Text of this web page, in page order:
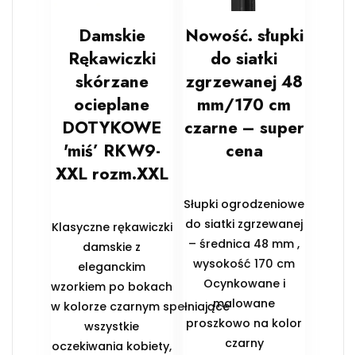
Damskie
Rękawiczki
skórzane
ocieplane
DOTYKOWE
'miś’ RKW9-
XXL rozm.XXL
Klasyczne rękawiczki
damskie z
eleganckim
wzorkiem po bokach
w kolorze czarnym spełniające
wszystkie
oczekiwania kobiety,
Nowość. słupki
do siatki
zgrzewanej 48
mm/170 cm
czarne – super
cena
Słupki ogrodzeniowe
do siatki zgrzewanej
– średnica 48 mm ,
wysokość 170 cm
Ocynkowane i
malowane
proszkowo na kolor
czarny